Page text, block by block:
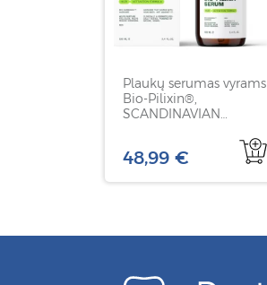
Plaukų serumas vyrams
Bio-Pilixin®,
SCANDINAVIAN
48,99 €